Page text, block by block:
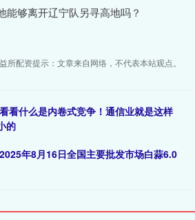
能够离开辽宁队另寻高地吗？
所配资提示：文章来自网络，不代表本站观点。
看什么是内卷式竞争！通信业就是这样
的
年8月16日全国主要批发市场白蒜6.0